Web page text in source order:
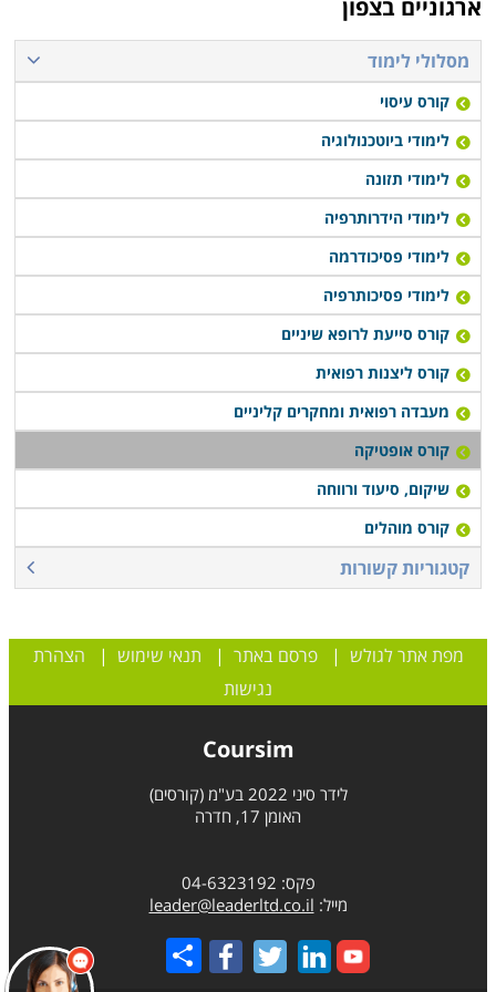
ארגוניים בצפון
מסלולי לימוד
קורס עיסוי
לימודי ביוטכנולוגיה
לימודי תזונה
לימודי הידרותרפיה
לימודי פסיכודרמה
לימודי פסיכותרפיה
קורס סייעת לרופא שיניים
קורס ליצנות רפואית
מעבדה רפואית ומחקרים קליניים
קורס אופטיקה
שיקום, סיעוד ורווחה
קורס מוהלים
קטגוריות קשורות
מפת אתר לגולש |פרסם באתר | תנאי שימוש | הצהרת
נגישות
Coursim
לידר סיני 2022 בע"מ (קורסים)
האומן 17, חדרה
פקס: 04-6323192
מייל: leader@leaderltd.co.il
Share